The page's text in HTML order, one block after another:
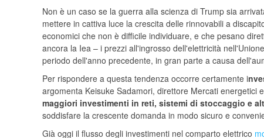
Non è un caso se la guerra alla scienza di Trump sia
mettere in cattiva luce la crescita delle rinnovabili a
economici che non è difficile individuare, e che pesano
ancora la Iea – i prezzi all'ingrosso dell'elettricità
periodo dell'anno precedente, in gran parte a causa
Per rispondere a questa tendenza occorre certamente i
argomenta Keisuke Sadamori, direttore Mercati energetici
maggiori investimenti in reti, sistemi di stoccaggio e
soddisfare la crescente domanda in modo sicuro e
Già oggi il flusso degli investimenti nel comparto elettrico